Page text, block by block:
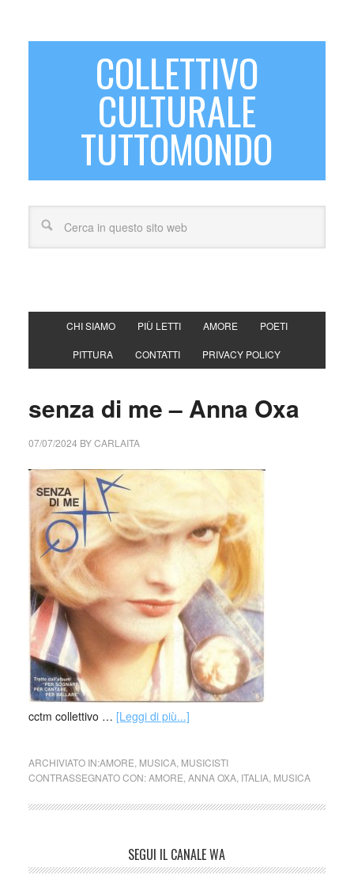
COLLETTIVO
CULTURALE
TUTTOMONDO
CHI SIAMO PIÙ LETTI AMORE POETI
PITTURA CONTATTI PRIVACY POLICY
senza di me – Anna Oxa
07/07/2024 BYCARLAITA
cctm collettivo … [Leggi di più...]
ARCHIVIATO IN:AMORE MUSICA, MUSICISTI
CONTRASSEGNATO CON:AMORE ANNA OXA, ITALIA, MUSICA
SEGUI IL CANALE WA